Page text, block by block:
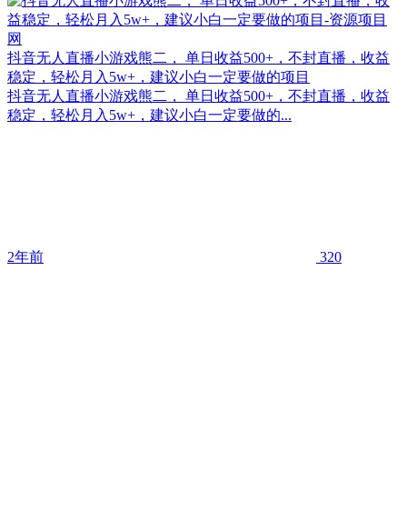
抖音无人直播小游戏熊二， 单日收益500+，不封直播，收益
稳定，轻松月入5w+，建议小白一定要做的项目
抖音无人直播小游戏熊二， 单日收益500+，不封直播，收益
稳定，轻松月入5w+，建议小白一定要做的...
2年前 320